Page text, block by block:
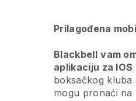
Prilagođena
Blackbell vam
aplikaciju za
boksačkog kluba
mogu pronaći